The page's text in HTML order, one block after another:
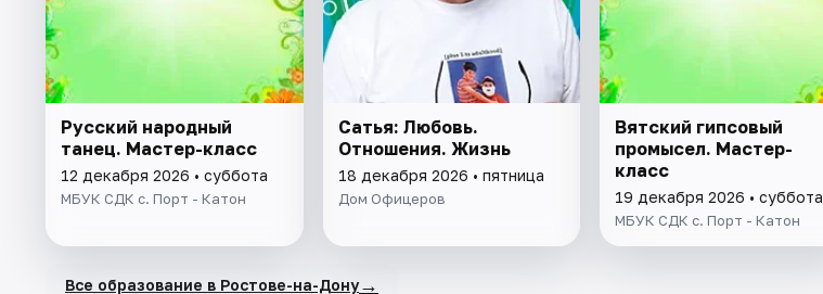
Русский народный
танец. Мастер-класс
12 декабря 2026 • суббота
МБУК СДК с. Порт - Катон
Сатья: Любовь.
Отношения. Жизнь
18 декабря 2026 • пятница
Дом Офицеров
Вятский гипсовый
промысел. Мастер-
класс
19 декабря 2026 • суббота
МБУК СДК с. Порт - Катон
Все образование в Ростове-на-Дону→